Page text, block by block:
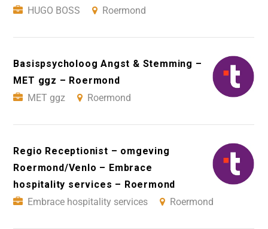
HUGO BOSS
Roermond
Basispsycholoog Angst & Stemming –
MET ggz – Roermond
MET ggz
Roermond
Regio Receptionist – omgeving
Roermond/Venlo – Embrace
hospitality services – Roermond
Embrace hospitality services
Roermond